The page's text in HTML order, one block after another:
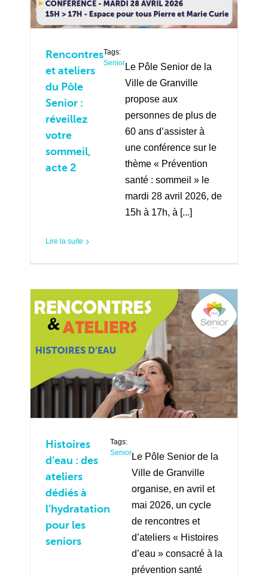
Rencontres
et ateliers
du Pôle
Senior :
réveillez
votre
sommeil,
acte 2
Tags:
Senior Le Pôle Senior de la
Ville de Granville
propose aux
personnes de plus de
60 ans d’assister à
une conférence sur le
thème « Prévention
santé : sommeil » le
mardi 28 avril 2026, de
15h à 17h, à [...]
Lire la suite
Histoires
d’eau : des
ateliers
dédiés à
l’hydratation
pour les
seniors
Tags:
Senior Le Pôle Senior de la
Ville de Granville
organise, en avril et
mai 2026, un cycle
de rencontres et
d’ateliers « Histoires
d’eau » consacré à la
prévention santé